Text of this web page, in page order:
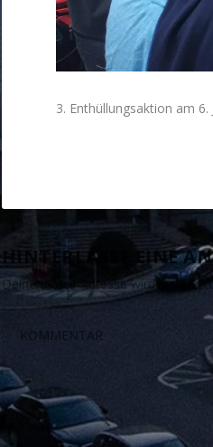
3. Enthüllungsaktion am 6.
HINTERLASSE EINE
Deine E-Mail-Adresse wird nicht